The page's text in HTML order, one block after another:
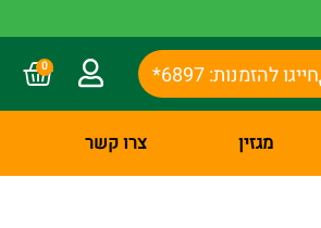
חייגו להזמנות: 6897* 0
מגזין צרו קשר